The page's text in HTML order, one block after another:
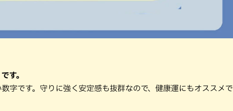
す。
字です。守りに強く安定感も抜群なので、健康運にもオススメで